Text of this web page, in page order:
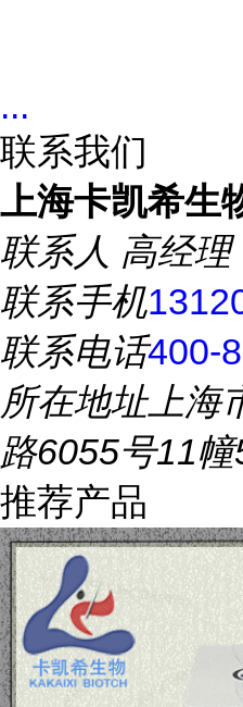
...
联系我们
上海卡凯希生
联系人 高经理
联系手机
联系电话400-
所在地址上海
路6055号11
推荐产品